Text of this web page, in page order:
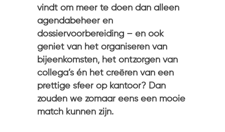
vindt om meer te doen dan alleen
agendabeheer en
dossiervoorbereiding – en ook
geniet van het organiseren van
bijeenkomsten, het ontzorgen van
collega’s én het creëren van een
prettige sfeer op kantoor? Dan
zouden we zomaar eens een mooie
match kunnen zijn.